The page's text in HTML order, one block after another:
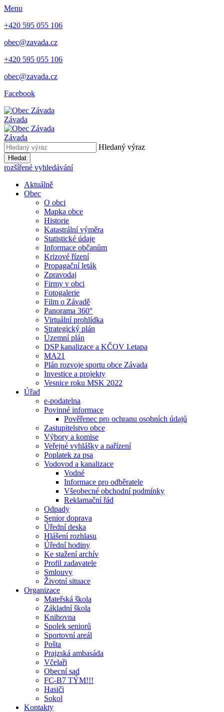
Menu
+420 595 055 106
obec@zavada.cz
+420 595 055 106
obec@zavada.cz
Facebook
Závada
Závada
Hledaný výraz
Hledat
rozšířené vyhledávání
Aktuálně
Obec
O obci
Mapka obce
Historie
Katastrální výměra
Statistické údaje
Informace občanům
Krizové řízení
Propagační leták
Zpravodaj
Firmy v obci
Fotogalerie
Film o Závadě
Panorama 360°
Virtuální prohlídka
Strategický plán
Územní plán
DSP kanalizace a KČOV I.etapa
MA21
Plán rozvoje sportu obce Závada
Investice a projekty
Vesnice roku MSK 2022
Úřad
e-podatelna
Povinné informace
Pověřenec pro ochranu osobních údajů
Zastupitelstvo obce
Výbory a komise
Veřejné vyhlášky a nařízení
Poplatek za psa
Vodovod a kanalizace
Vodné
Informace pro odběratele
Všeobecné obchodní podmínky
Reklamační řád
Odpady
Senior doprava
Úřední deska
Hlášení rozhlasu
Úřední hodiny
Ke stažení archív
Profil zadavatele
Smlouvy
Životní situace
Organizace
Mateřská škola
Základní škola
Knihovna
Spolek seniorů
Sportovní areál
Pošta
Prajzská ambasáda
Včelaři
Obecní sad
FC-B7 TÝM!!!
Hasiči
Sokol
Kontakty